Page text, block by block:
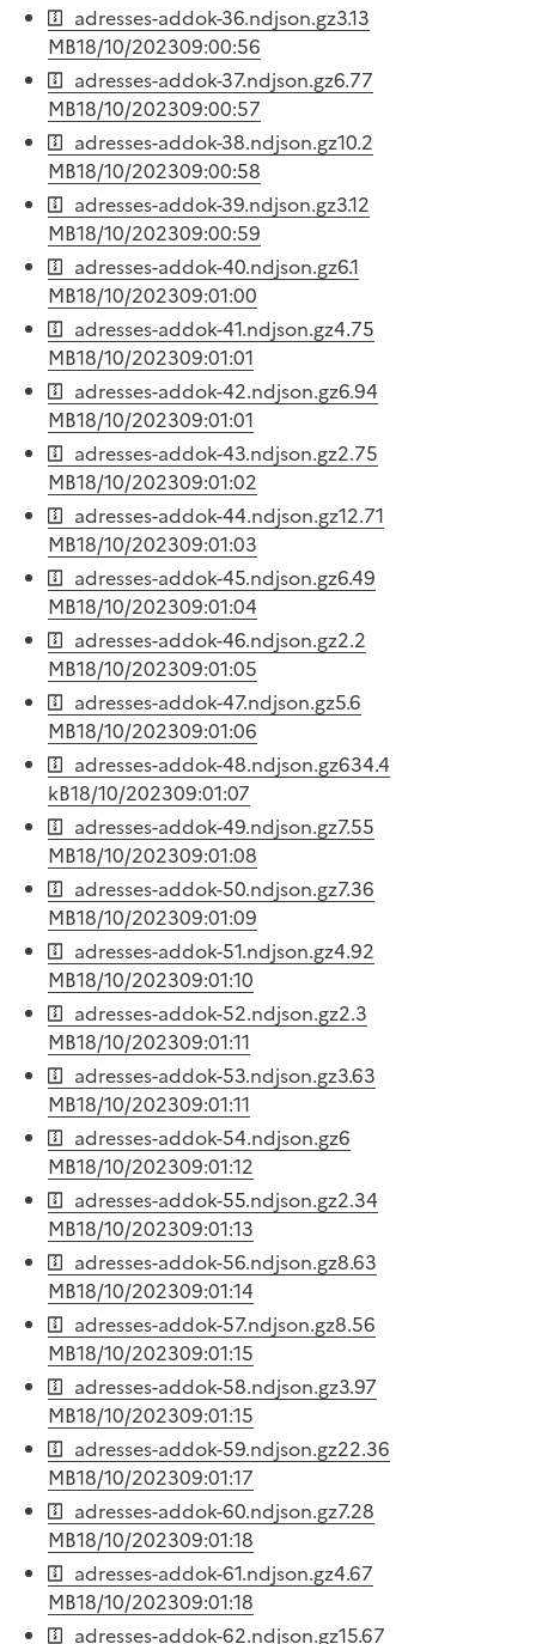
adresses-addok-36.ndjson.gz3.13
MB18/10/202309:00:56
adresses-addok-37.ndjson.gz6.77
MB18/10/202309:00:57
adresses-addok-38.ndjson.gz10.2
MB18/10/202309:00:58
adresses-addok-39.ndjson.gz3.12
MB18/10/202309:00:59
adresses-addok-40.ndjson.gz6.1
MB18/10/202309:01:00
adresses-addok-41.ndjson.gz4.75
MB18/10/202309:01:01
adresses-addok-42.ndjson.gz6.94
MB18/10/202309:01:01
adresses-addok-43.ndjson.gz2.75
MB18/10/202309:01:02
adresses-addok-44.ndjson.gz12.71
MB18/10/202309:01:03
adresses-addok-45.ndjson.gz6.49
MB18/10/202309:01:04
adresses-addok-46.ndjson.gz2.2
MB18/10/202309:01:05
adresses-addok-47.ndjson.gz5.6
MB18/10/202309:01:06
adresses-addok-48.ndjson.gz634.4
kB18/10/202309:01:07
adresses-addok-49.ndjson.gz7.55
MB18/10/202309:01:08
adresses-addok-50.ndjson.gz7.36
MB18/10/202309:01:09
adresses-addok-51.ndjson.gz4.92
MB18/10/202309:01:10
adresses-addok-52.ndjson.gz2.3
MB18/10/202309:01:11
adresses-addok-53.ndjson.gz3.63
MB18/10/202309:01:11
adresses-addok-54.ndjson.gz6
MB18/10/202309:01:12
adresses-addok-55.ndjson.gz2.34
MB18/10/202309:01:13
adresses-addok-56.ndjson.gz8.63
MB18/10/202309:01:14
adresses-addok-57.ndjson.gz8.56
MB18/10/202309:01:15
adresses-addok-58.ndjson.gz3.97
MB18/10/202309:01:15
adresses-addok-59.ndjson.gz22.36
MB18/10/202309:01:17
adresses-addok-60.ndjson.gz7.28
MB18/10/202309:01:18
adresses-addok-61.ndjson.gz4.67
MB18/10/202309:01:18
adresses-addok-62.ndjson.gz15.67